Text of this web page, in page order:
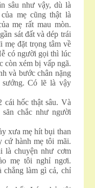
sâu như vậy, dù là
mẹ cũng thật là
mẹ rất mau mòn.
sát đất và dép trái
mẹ đặt trọng tâm về
có người gọi thì lúc
còn xém bị vấp ngã.
và bước chân nặng
sướng. Có lẽ là vậy
cái hốc thật sâu. Và
chắc như người
xưa mẹ hít bụi than
cứ hành mẹ tôi mãi.
là chuyện như cơm
mẹ tôi nghỉ ngơi.
chẳng làm gì cả, chỉ